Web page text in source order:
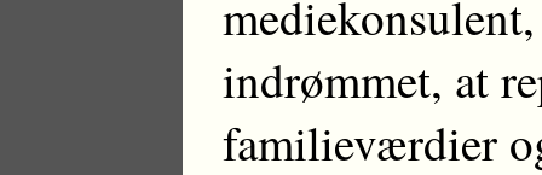
indrømmet, at
familieværdier